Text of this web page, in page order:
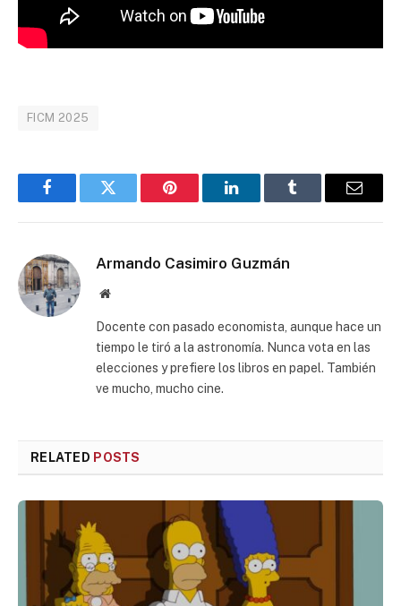
FICM 2025
FacebookTwitter Pinterest LinkedInTumblr Email
Armando Casimiro Guzmán
Website
Docente con pasado economista, aunque hace un
tiempo le tiró a la astronomía. Nunca vota en las
elecciones y prefiere los libros en papel. También
ve mucho, mucho cine.
RELATED POSTS